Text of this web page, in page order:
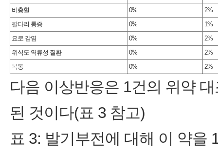
비충혈
0%
2%
팔다리 통증
0%
1%
요로 감염
0%
2%
위식도 역류성 질환
0%
2%
복통
0% 2%
다음 이상반응은 1건의 위약
된 것이다(표 3 참고)
표 3: 발기부전에 대해 이 약을